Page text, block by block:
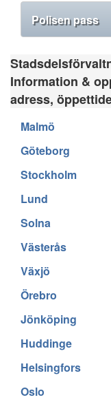
Polisen pass
Information &
adress,
Malmö
Göteborg
Stockholm
Lund
Solna
Västerås
Växjö
Örebro
Jönköping
Huddinge
Helsingfors
Oslo